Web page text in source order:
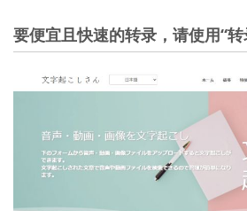
要便宜且快速的转录，请使用“